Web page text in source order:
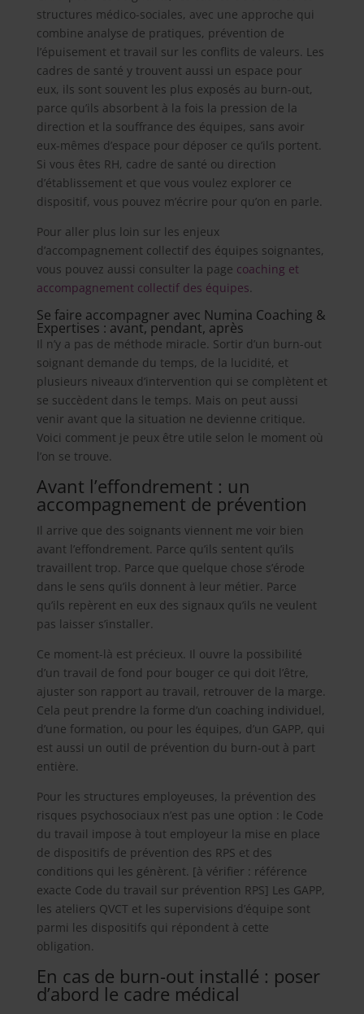
structures médico-sociales, avec une approche qui
combine analyse de pratiques, prévention de
l’épuisement et travail sur les conflits de valeurs. Les
cadres de santé y trouvent aussi un espace pour
eux, ils sont souvent les plus exposés au burn-out,
parce qu’ils absorbent à la fois la pression de la
direction et la souffrance des équipes, sans avoir
eux-mêmes d’espace pour déposer ce qu’ils portent.
Si vous êtes RH, cadre de santé ou direction
d’établissement et que vous voulez explorer ce
dispositif, vous pouvez m’écrire pour qu’on en parle.
Pour aller plus loin sur les enjeux
d’accompagnement collectif des équipes soignantes,
vous pouvez aussi consulter la page coaching et
accompagnement collectif des équipes.
Se faire accompagner avec Numina Coaching &
Expertises : avant, pendant, après
Il n’y a pas de méthode miracle. Sortir d’un burn-out
soignant demande du temps, de la lucidité, et
plusieurs niveaux d’intervention qui se complètent et
se succèdent dans le temps. Mais on peut aussi
venir avant que la situation ne devienne critique.
Voici comment je peux être utile selon le moment où
l’on se trouve.
Avant l’effondrement : un
accompagnement de prévention
Il arrive que des soignants viennent me voir bien
avant l’effondrement. Parce qu’ils sentent qu’ils
travaillent trop. Parce que quelque chose s’érode
dans le sens qu’ils donnent à leur métier. Parce
qu’ils repèrent en eux des signaux qu’ils ne veulent
pas laisser s’installer.
Ce moment-là est précieux. Il ouvre la possibilité
d’un travail de fond pour bouger ce qui doit l’être,
ajuster son rapport au travail, retrouver de la marge.
Cela peut prendre la forme d’un coaching individuel,
d’une formation, ou pour les équipes, d’un GAPP, qui
est aussi un outil de prévention du burn-out à part
entière.
Pour les structures employeuses, la prévention des
risques psychosociaux n’est pas une option : le Code
du travail impose à tout employeur la mise en place
de dispositifs de prévention des RPS et des
conditions qui les génèrent. [à vérifier : référence
exacte Code du travail sur prévention RPS] Les GAPP,
les ateliers QVCT et les supervisions d’équipe sont
parmi les dispositifs qui répondent à cette
obligation.
En cas de burn-out installé : poser
d’abord le cadre médical